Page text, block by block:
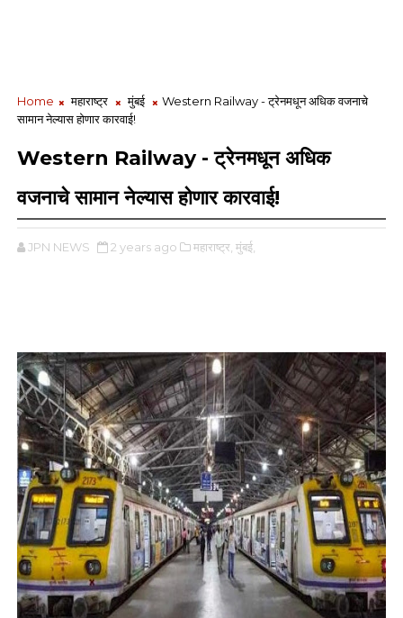
Home महाराष्ट्र मुंबई
Western Railway - ट्रेनमधून अधिक वजनाचे
सामान नेल्यास होणार कारवाई!
Western Railway - ट्रेनमधून अधिक
वजनाचे सामान नेल्यास होणार कारवाई!
JPN NEWS 2 years ago महाराष्ट्र, मुंबई,